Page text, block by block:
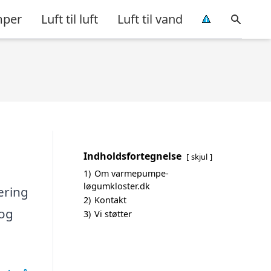
Luft til luft Luft til vand
Indholdsfortegnelse skjul
1) Om varmepumpe-
løgumkloster.dk
2) Kontakt
3) Vi støtter